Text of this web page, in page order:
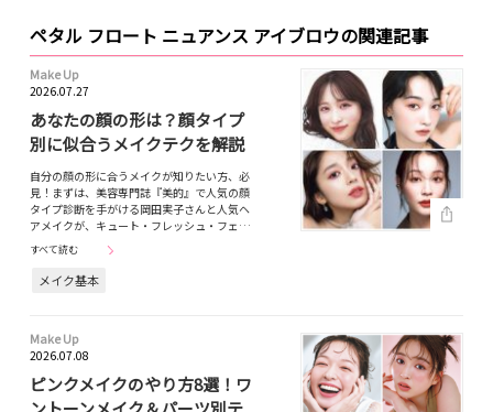
ペタル フロート ニュアンス アイブロウの関連記事
Make Up
2026.07.27
あなたの顔の形は？顔タイプ
別に似合うメイクテクを解説
自分の顔の形に合うメイクが知りたい方、必
見！まずは、美容専門誌『美的』で人気の顔
タイプ診断を手がける岡田実子さんと人気ヘ
アメイクが、キュート・フレッシュ・フェ…
すべて読む
メイク基本
Make Up
2026.07.08
ピンクメイクのやり方8選！ワ